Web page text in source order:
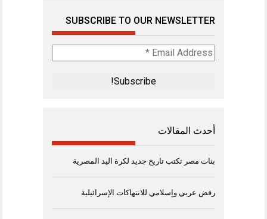
SUBSCRIBE TO OUR NEWSLETTER
Email
Address
أحدث المقالات
بنات مصر تكتب تاريخ جديد لكرة اليد المصرية
رفض عربي وإسلامي للانتهاكات الإسرائيلية